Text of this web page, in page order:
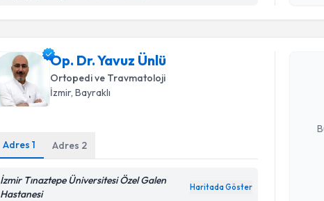
Op. Dr. Yavuz Ünlü
Ortopedi ve Travmatoloji
İzmir, Bayraklı
Adres1 Adres 2
İzmir Tınaztepe Üniversitesi Özel Galen
Hastanesi
Haritada Göster
Randevu
Op. Dr.